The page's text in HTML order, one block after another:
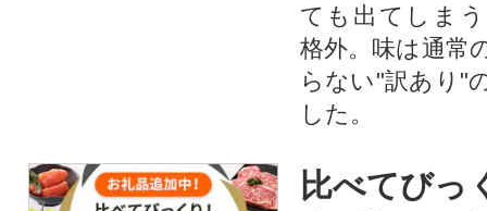
ても出てしま
格外。味は通常
らない"訳あり"
した。
比べてびっ